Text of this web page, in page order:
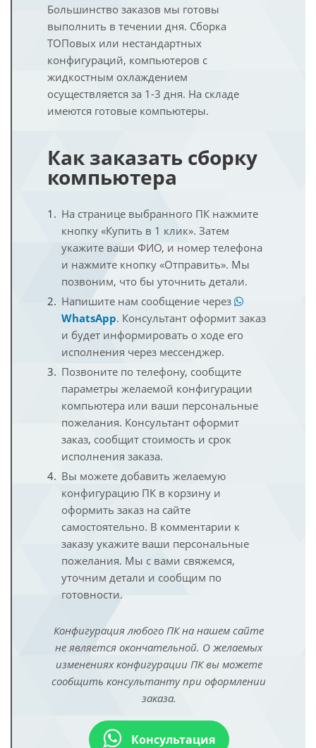
Большинство заказов мы готовы
выполнить в течении дня. Сборка
ТОПовых или нестандартных
конфигураций, компьютеров с
жидкостным охлаждением
осуществляется за 1-3 дня. На складе
имеются готовые компьютеры.
Как заказать сборку
компьютера
На странице выбранного ПК нажмите
кнопку «Купить в 1 клик». Затем
укажите ваши ФИО, и номер телефона
и нажмите кнопку «Отправить». Мы
позвоним, что бы уточнить детали.
Напишите нам сообщение через
WhatsApp. Консультант оформит заказ
и будет информировать о ходе его
исполнения через мессенджер.
Позвоните по телефону, сообщите
параметры желаемой конфигурации
компьютера или ваши персональные
пожелания. Консультант оформит
заказ, сообщит стоимость и срок
исполнения заказа.
Вы можете добавить желаемую
конфигурацию ПК в корзину и
оформить заказ на сайте
самостоятельно. В комментарии к
заказу укажите ваши персональные
пожелания. Мы с вами свяжемся,
уточним детали и сообщим по
готовности.
Конфигурация любого ПК на нашем сайте
не является окончательной. О желаемых
изменениях конфигурации ПК вы можете
сообщить консультанту при оформлении
заказа.
Консультация